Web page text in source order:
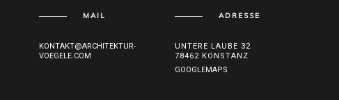
MAIL
KONTAKT@ARCHITEKTUR-
VOEGELE.COM
ADRESSE
UNTERE LAUBE 32
78462 KONSTANZ
GOOGLEMAPS